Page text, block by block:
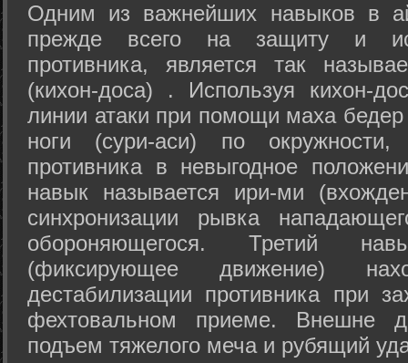
Одним из важнейших навыков в
прежде всего на защиту и
противника, является так
(кихон-доса) . Используя кихон-
линии атаки при помощи маха
ноги (сури-аси) по
противника в невыгодное
навык называется ири-ми
синхронизации рывка
обороняющегося. Третий
(фиксирующее движение)
дестабилизации противника при
фехтовальном приеме. Внешне
подъем тяжелого меча и рубящий